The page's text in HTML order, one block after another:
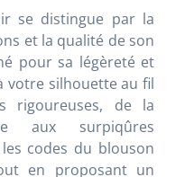
se distingue par la
et la qualité de son
pour sa légèreté et
votre silhouette au fil
rigoureuses, de la
aux surpiqûres
codes du blouson
en proposant un